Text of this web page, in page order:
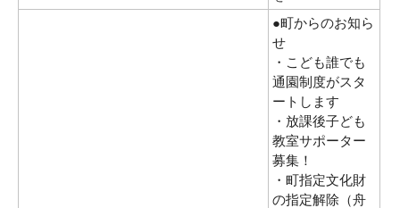
●町からのお知ら
せ
・こども誰でも
通園制度がスタ
ートします
・放課後子ども
教室サポーター
募集！
・町指定文化財
の指定解除（舟